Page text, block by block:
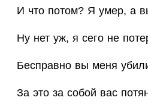
И что потом? Я умер, а
Ну нет уж, я сего не
Бесправно вы меня
За это за собой вас